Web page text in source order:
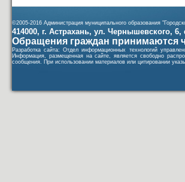
©2005-2016 Администрация муниципального образования
414000, г. Астрахань, ул. Чернышевского,
Обращения граждан принимаются
Разработка сайта: Отдел информационных технологий
Информация, размещенная на сайте, является свободно
сообщения. При использовании материалов или цитировании